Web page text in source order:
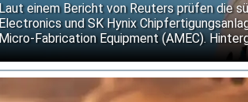
Laut einem Bericht von Reuters prüfen die
Electronics und SK Hynix
Micro-Fabrication Equipment (AMEC).
weitere Verschärfungen der US-